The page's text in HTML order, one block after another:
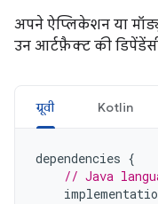
अपने ऐप्लिकेशन या
उन आर्टफ़ैक्ट की
ग्रूवी Kotlin
dependencies {
// Java